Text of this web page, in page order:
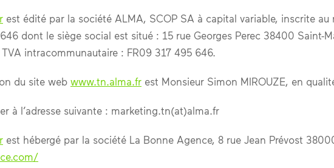
est édité par la société ALMA, SCOP SA à capital variable, inscrite
dont le siège social est situé : 15 rue Georges Perec 38400 Saint-
intracommunautaire : FR09 317 495 646.
du site web www.tn.alma.fr est Monsieur Simon MIROUZE, en
à l’adresse suivante : marketing.tn(at)alma.fr
est hébergé par la société La Bonne Agence, 8 rue Jean Prévost